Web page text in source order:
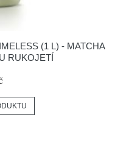
(1 L) - MATCHA
RUKOJETÍ